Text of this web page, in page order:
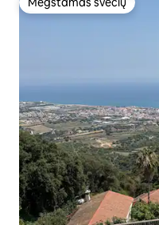
Mėgstamas svečių